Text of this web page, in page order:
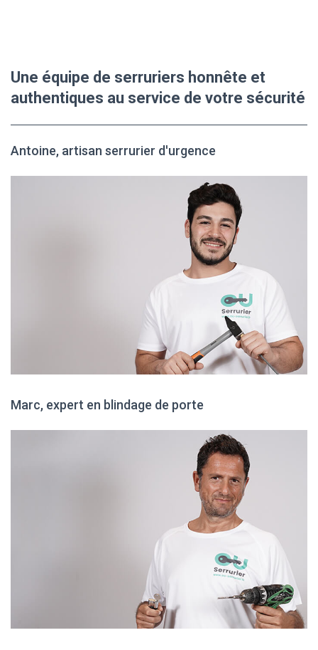
Une équipe de serruriers honnête et
authentiques au service de votre sécurité
Antoine, artisan serrurier d'urgence
Marc, expert en blindage de porte